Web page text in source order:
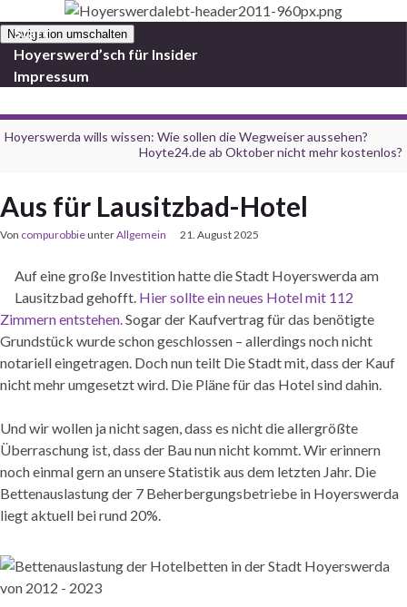
Navigation umschalten
Start
Hoyerswerd’sch für Insider
Impressum
Hoyerswerda wills wissen: Wie sollen die Wegweiser aussehen?
Hoyte24.de ab Oktober nicht mehr kostenlos?
Aus für Lausitzbad-Hotel
Von compurobbieunterAllgemein 21. August 2025
Auf eine große Investition hatte die Stadt Hoyerswerda am
Lausitzbad gehofft. Hier sollte ein neues Hotel mit 112
Zimmern entstehen.Sogar der Kaufvertrag für das benötigte
Grundstück wurde schon geschlossen – allerdings noch nicht
notariell eingetragen. Doch nun teilt Die Stadt mit, dass der Kauf
nicht mehr umgesetzt wird. Die Pläne für das Hotel sind dahin.
Und wir wollen ja nicht sagen, dass es nicht die allergrößte
Überraschung ist, dass der Bau nun nicht kommt. Wir erinnern
noch einmal gern an unsere Statistik aus dem letzten Jahr. Die
Bettenauslastung der 7 Beherbergungsbetriebe in Hoyerswerda
liegt aktuell bei rund 20%.